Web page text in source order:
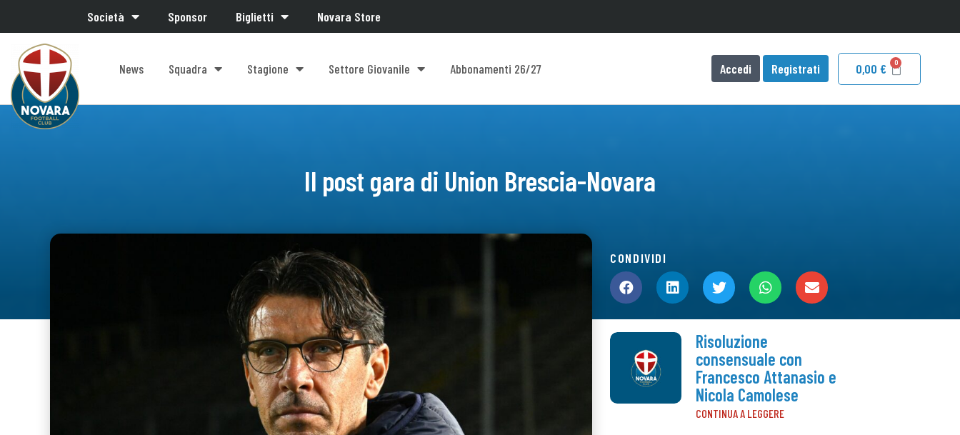
Società Sponsor Biglietti Novara Store
News Squadra Stagione Settore Giovanile Abbonamenti 26/27 Accedi Registrati 0,00€
Il post gara di Union Brescia-Novara
CONDIVIDI
Risoluzione
consensuale con
Francesco Attanasio e
Nicola Camolese
CONTINUA A LEGGERE